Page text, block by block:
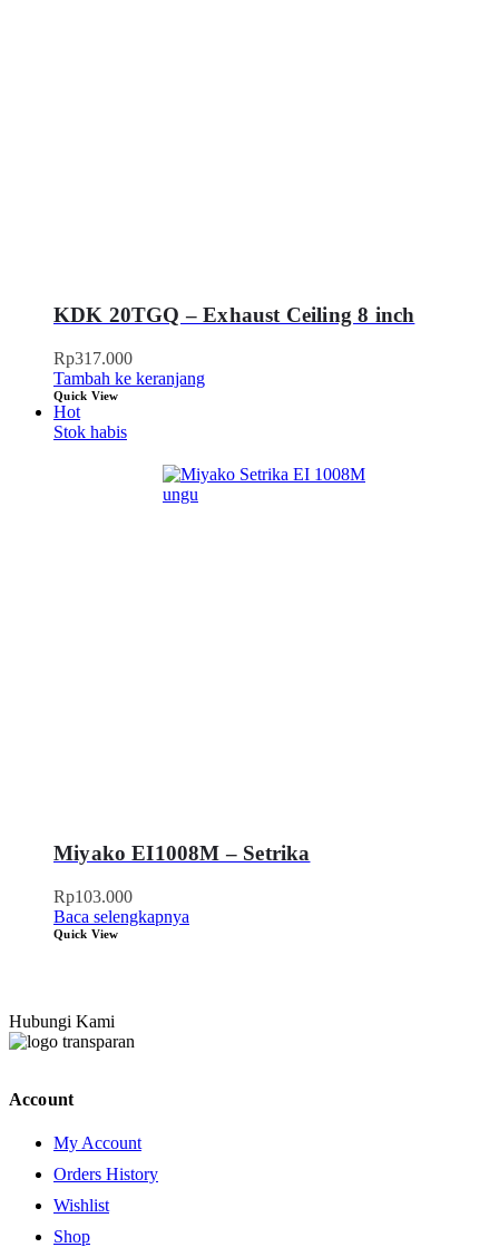
KDK 20TGQ – Exhaust Ceiling 8 inch
Rp317.000
Tambah ke keranjang
Quick View
Hot
Stok habis
Miyako EI1008M – Setrika
Rp103.000
Baca selengkapnya
Quick View
Hubungi Kami
Account
My Account
Orders History
Wishlist
Shop